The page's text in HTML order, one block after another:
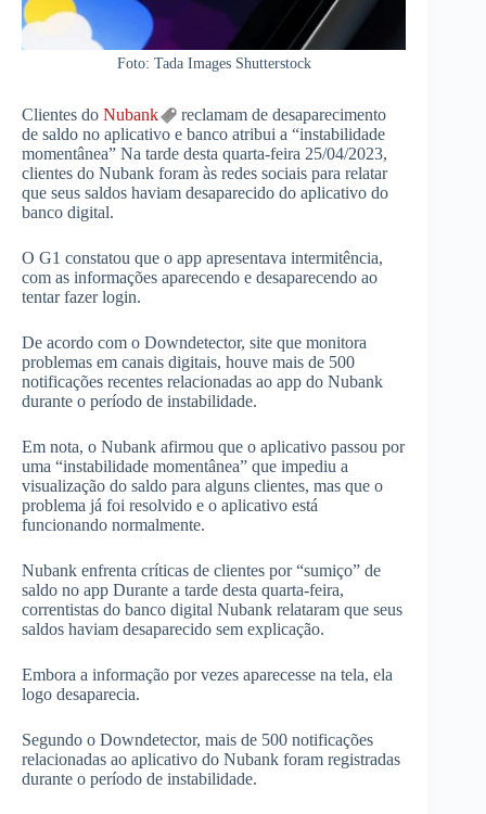
Foto: Tada Images Shutterstock
Clientes do Nubank
reclamam de desaparecimento
de saldo no aplicativo e banco atribui a “instabilidade
momentânea” Na tarde desta quarta-feira 25/04/2023,
clientes do Nubank foram às redes sociais para relatar
que seus saldos haviam desaparecido do aplicativo do
banco digital.
O G1 constatou que o app apresentava intermitência,
com as informações aparecendo e desaparecendo ao
tentar fazer login.
De acordo com o Downdetector, site que monitora
problemas em canais digitais, houve mais de 500
notificações recentes relacionadas ao app do Nubank
durante o período de instabilidade.
Em nota, o Nubank afirmou que o aplicativo passou por
uma “instabilidade momentânea” que impediu a
visualização do saldo para alguns clientes, mas que o
problema já foi resolvido e o aplicativo está
funcionando normalmente.
Nubank enfrenta críticas de clientes por “sumiço” de
saldo no app Durante a tarde desta quarta-feira,
correntistas do banco digital Nubank relataram que seus
saldos haviam desaparecido sem explicação.
Embora a informação por vezes aparecesse na tela, ela
logo desaparecia.
Segundo o Downdetector, mais de 500 notificações
relacionadas ao aplicativo do Nubank foram registradas
durante o período de instabilidade.